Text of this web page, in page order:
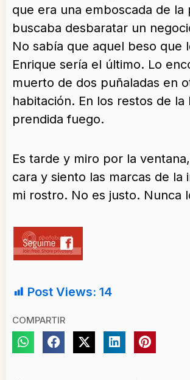
que era una emboscada de la
buscaba desbaratar un
No sabía que aquel beso que
Enrique sería el último. Lo
muerto de dos puñaladas en
habitación. En los restos de la
prendida fuego.
Es tarde y miro por la
cara y siento las marcas de la
mi rostro. No es justo. Nunca
Post Views: 14
COMPARTIR